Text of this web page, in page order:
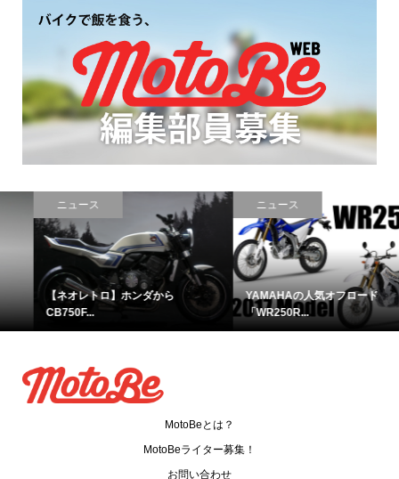
ニュース
【ネオレトロ】ホンダから
CB750F...
ニュース
YAMAHAの人気オフロード
「WR250R...
MotoBeとは？
MotoBeライター募集！
お問い合わせ